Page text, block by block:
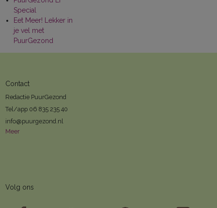
Special
Eet Meer! Lekker in
je vel met
PuurGezond
Contact
Redactie PuurGezond
Tel/app 06 835 235 40
info@puurgezond.nl
Meer
Volg ons